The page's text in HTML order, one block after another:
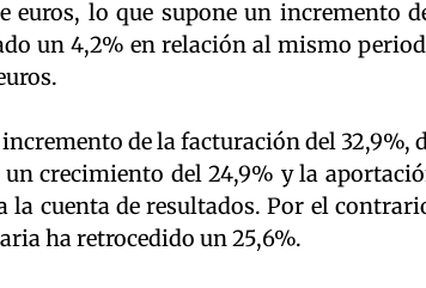
euros, lo que supone un incremento
un 4,2% en relación al mismo
de la facturación del 32,9%,
crecimiento del 24,9% y la
la cuenta de resultados. Por el
ha retrocedido un 25,6%.